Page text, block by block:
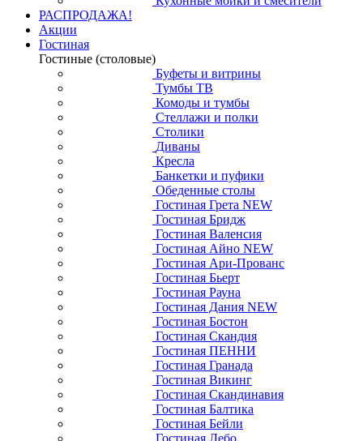
РАСПРОДАЖА!
Акции
Гостиная
Гостиные (столовые)
Буфеты и витрины
Тумбы ТВ
Комоды и тумбы
Стеллажи и полки
Столики
Диваны
Кресла
Банкетки и пуфики
Обеденные столы
Гостиная Грета NEW
Гостиная Бридж
Гостиная Валенсия
Гостиная Айно NEW
Гостиная Ари-Прованс
Гостиная Бьерт
Гостиная Рауна
Гостиная Дания NEW
Гостиная Бостон
Гостиная Скандия
Гостиная ПЕННИ
Гостиная Гранада
Гостиная Викинг
Гостиная Скандинавия
Гостиная Балтика
Гостиная Бейли
Гостиная Лебо